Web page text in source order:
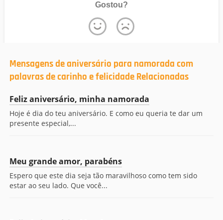
Gostou?
Mensagens de aniversário para namorada com
palavras de carinho e felicidade Relacionadas
Feliz aniversário, minha namorada
Hoje é dia do teu aniversário. E como eu queria te dar um
presente especial,...
Meu grande amor, parabéns
Espero que este dia seja tão maravilhoso como tem sido
estar ao seu lado. Que você...